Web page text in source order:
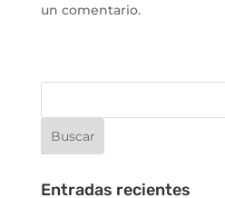
un comentario.
Entradas recientes